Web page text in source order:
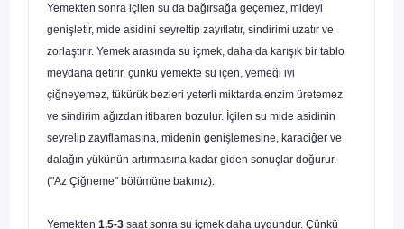
Yemekten sonra içilen su da bağırsağa geçemez, mideyi
genişletir, mide asidini seyreltip zayıflatır, sindirimi uzatır ve
zorlaştırır. Yemek arasın­da su içmek, daha da karışık bir tablo
meydana getirir, çünkü yemekte su içen, yemeği iyi
çiğneyemez, tükürük bezleri yeterli miktarda enzim ürete­mez
ve sindirim ağızdan itibaren bozulur. İçilen su mide asidinin
seyrelip zayıflamasına, midenin genişlemesine, karaciğer ve
dalağın yükünün artır­masına kadar giden sonuçlar doğurur.
("Az Çiğneme" bölümüne bakınız).
Yemekten 1,5-3 saat sonra su içmek daha uygundur. Çünkü